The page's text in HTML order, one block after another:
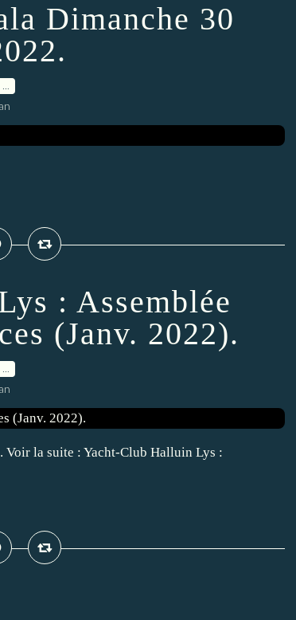
Dimanche 30
: Assemblée
(Janv. 2022).
Voir la suite : Yacht-Club Halluin Lys :